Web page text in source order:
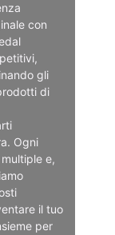
con
gli
di
Ogni
e,
il tuo
per